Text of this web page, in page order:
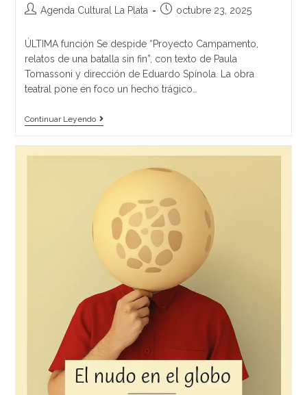
Agenda Cultural La Plata octubre 23, 2025
ÚLTIMA función Se despide “Proyecto Campamento,
relatos de una batalla sin fin”, con texto de Paula
Tomassoni y dirección de Eduardo Spínola. La obra
teatral pone en foco un hecho trágico…
Continuar Leyendo